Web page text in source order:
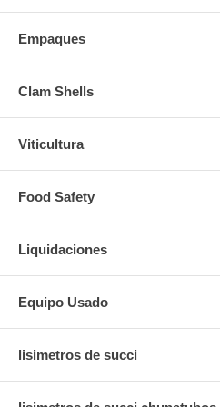
Empaques
Clam Shells
Viticultura
Food Safety
Liquidaciones
Equipo Usado
lisimetros de succi